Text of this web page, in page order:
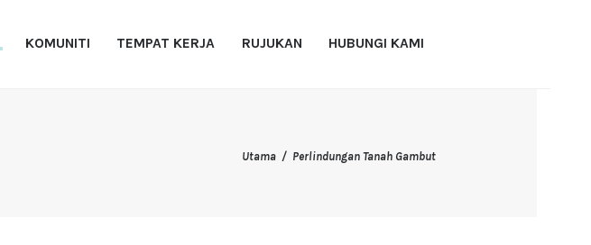
KOMUNITI TEMPAT KERJA RUJUKAN HUBUNGI KAMI
Utama Perlindungan Tanah Gambut